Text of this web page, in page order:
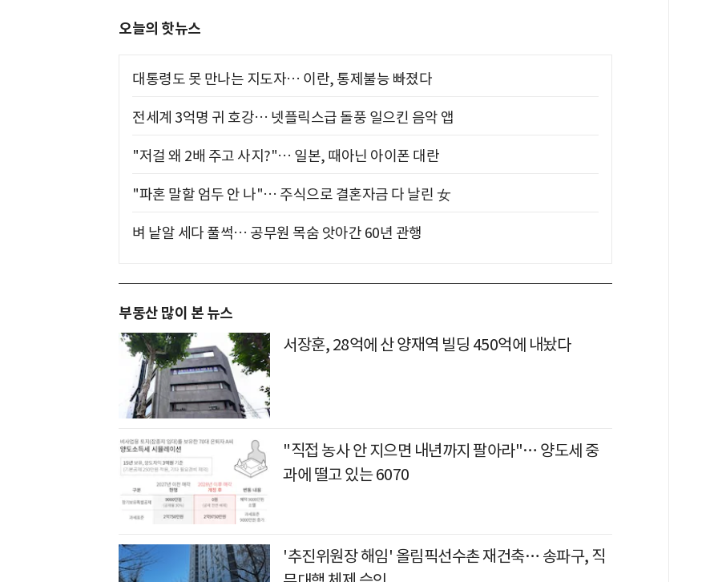
오늘의 핫뉴스
대통령도 못 만나는 지도자… 이란, 통제불능 빠졌다
전세계 3억명 귀 호강… 넷플릭스급 돌풍 일으킨 음악 앱
"저걸 왜 2배 주고 사지?"… 일본, 때아닌 아이폰 대란
"파혼 말할 엄두 안 나"… 주식으로 결혼자금 다 날린 女
벼 낱알 세다 풀썩… 공무원 목숨 앗아간 60년 관행
부동산 많이 본 뉴스
서장훈, 28억에 산 양재역 빌딩 450억에 내놨다
"직접 농사 안 지으면 내년까지 팔아라"… 양도세 중
과에 떨고 있는 6070
'추진위원장 해임' 올림픽선수촌 재건축… 송파구, 직